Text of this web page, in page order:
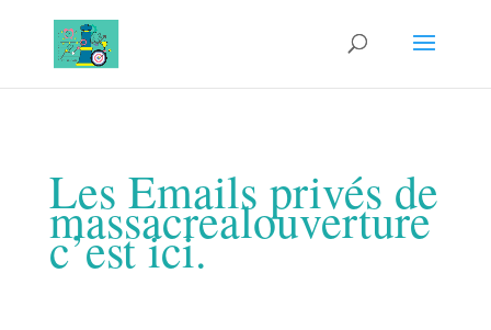
Les Emails privés de
massacrealouverture
c’est ici.